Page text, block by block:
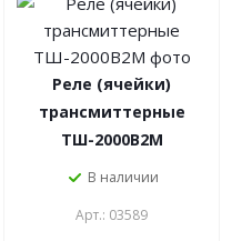
Реле (ячейки)
трансмиттерные
ТШ-2000В2М
В наличии
Арт.: 03589